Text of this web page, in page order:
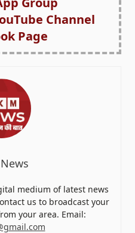
Channel
Page
medium of latest news
us to broadcast your
your area. Email: